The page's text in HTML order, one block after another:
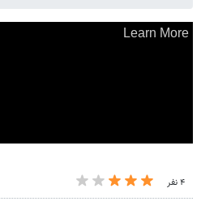
۴ نفر